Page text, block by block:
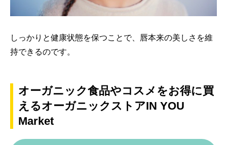
しっかりと健康状態を保つことで、唇本来の美しさを維
持できるのです。
オーガニック食品やコスメをお得に買
えるオーガニックストアIN YOU
Market